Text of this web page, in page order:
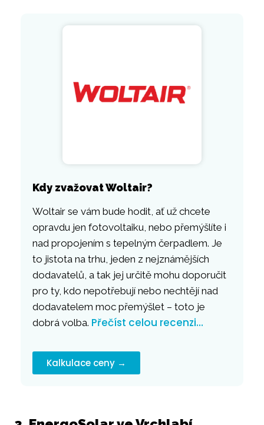
Kdy zvažovat Woltair?
Woltair se vám bude hodit, ať už chcete
opravdu jen fotovoltaiku, nebo přemýšlíte i
nad propojením s tepelným čerpadlem. Je
to jistota na trhu, jeden z nejznámějších
dodavatelů, a tak jej určitě mohu doporučit
pro ty, kdo nepotřebují nebo nechtějí nad
dodavatelem moc přemýšlet – toto je
dobrá volba. Přečíst celou recenzi…
Kalkulace ceny →